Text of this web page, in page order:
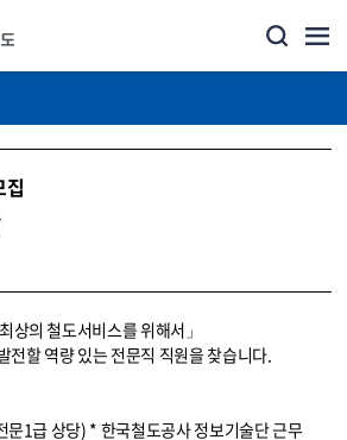
집
상의 철도서비스를 위해서」
전할 역량 있는 전문직 직원을 찾습니다.
문1급 상당) * 한국철도공사 정보기술단 근무